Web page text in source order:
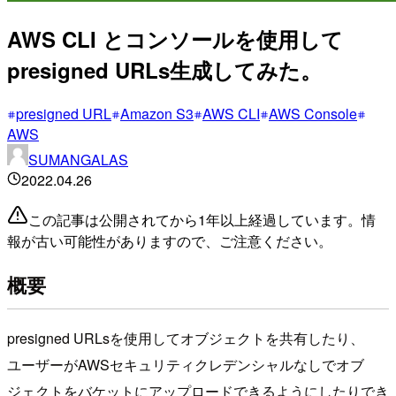
AWS CLI とコンソールを使用して
presigned URLs生成してみた。
presigned URL Amazon S3 AWS CLI AWS Console
AWS
SUMANGALAS
2022.04.26
この記事は公開されてから1年以上経過しています。情
報が古い可能性がありますので、ご注意ください。
概要
presigned URLsを使用してオブジェクトを共有したり、
ユーザーがAWSセキュリティクレデンシャルなしでオブ
ジェクトをバケットにアップロードできるようにしたりでき